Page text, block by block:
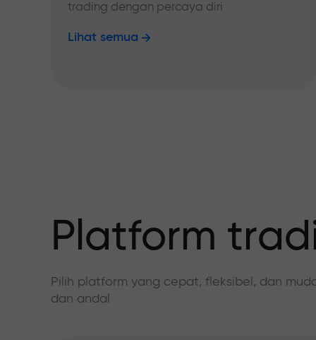
trading dengan percaya diri
Lihat semua
Platform
Pilih platform yang cepat, fleksibel, dan
dan andal